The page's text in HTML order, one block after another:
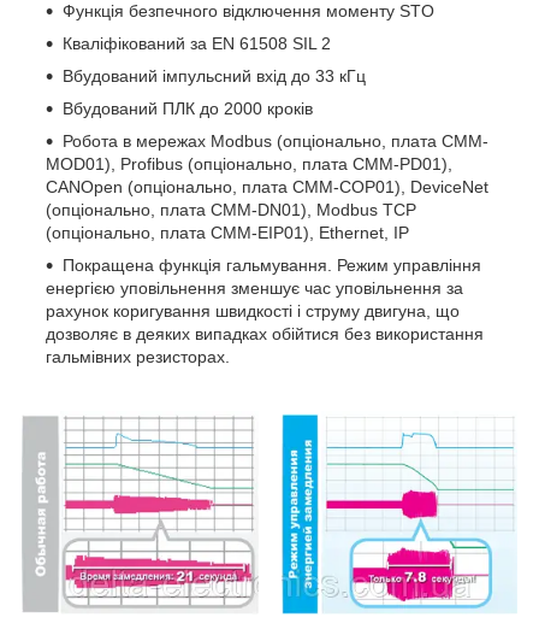
Функція безпечного відключення моменту STO
Кваліфікований за EN 61508 SIL 2
Вбудований імпульсний вхід до 33 кГц
Вбудований ПЛК до 2000 кроків
Робота в мережах Modbus (опціонально, плата CMM-
MOD01), Profibus (опціонально, плата CMM-PD01),
CANOpen (опціонально, плата CMM-COP01), DeviceNet
(опціонально, плата CMM-DN01), Modbus TCP
(опціонально, плата CMM-EIP01), Ethernet, IP
Покращена функція гальмування. Режим управління
енергією уповільнення зменшує час уповільнення за
рахунок коригування швидкості і струму двигуна, що
дозволяє в деяких випадках обійтися без використання
гальмівних резисторах.